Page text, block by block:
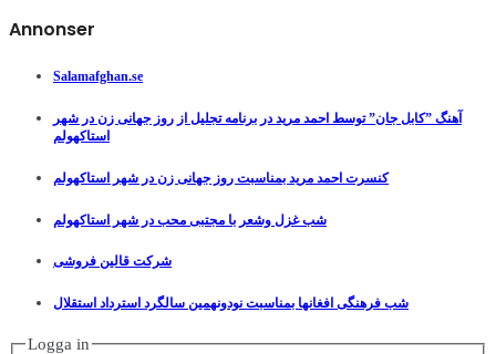
Annonser
Salamafghan.se
آهنگ ”کابل جان” توسط احمد مرید در برنامه تجلیل از روز جهانی زن در شهر
استاکهولم
کنسرت احمد مرید بمناسبت روز جهانی زن در شهر استاکهولم
شب غزل وشعر با مجتبی محب در شهر استاکهولم
شرکت قالین فروشی
شب فرهنگی افغانها بمناسبت نودونهمین سالگرد استرداد استقلال
Logga in